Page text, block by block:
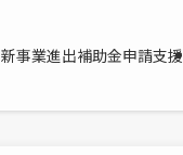
新事業進出補助金申請支援